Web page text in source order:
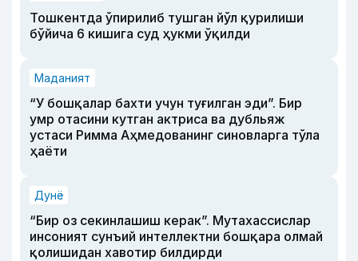
Тошкентда ўпирилиб тушган йўл қурилиши
бўйича 6 кишига суд ҳукми ўқилди
Маданият
“У бошқалар бахти учун туғилган эди”. Бир
умр отасини кутган актриса ва дубльяж
устаси Римма Аҳмедованинг синовларга тўла
ҳаёти
Дунё
“Бир оз секинлашиш керак”. Мутахассислар
инсоният сунъий интеллектни бошқара олмай
қолишидан хавотир билдирди